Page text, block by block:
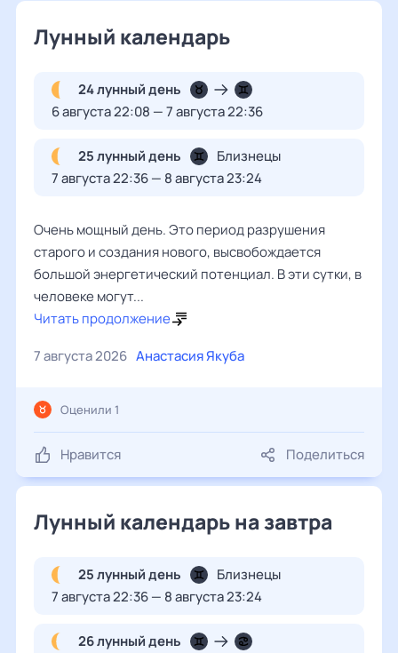
Лунный календарь
24 лунный день
6 августа 22:08 — 7 августа 22:36
25 лунный день
Близнецы
7 августа 22:36 — 8 августа 23:24
Очень мощный день. Это период разрушения
старого и создания нового, высвобождается
большой энергетический потенциал. В эти сутки, в
человеке могут...
Читать продолжение
7 августа 2026 Анастасия Якуба
Нравится Поделиться
Оценили 1
Лунный календарь на завтра
25 лунный день
Близнецы
7 августа 22:36 — 8 августа 23:24
26 лунный день